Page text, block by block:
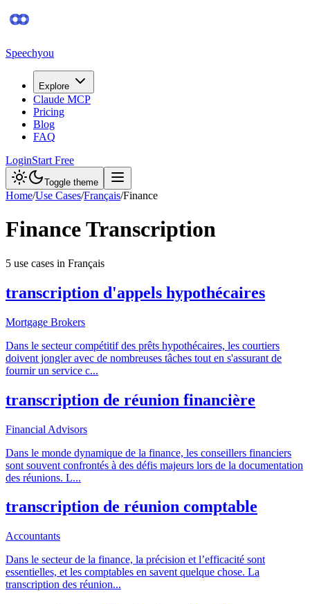
Speechyou
Explore
Claude MCP
Pricing
Blog
FAQ
LoginStart Free
Toggle theme
Home/Use Cases/Français/Finance
FinanceTranscription
5 use cases in Français
transcription d'appels hypothécaires
Mortgage Brokers
Dans le secteur compétitif des prêts hypothécaires, les courtiers
doivent jongler avec de nombreuses tâches tout en s'assurant de
fournir un service c...
transcription de réunion financière
Financial Advisors
Dans le monde dynamique de la finance, les conseillers financiers
sont souvent confrontés à des défis majeurs lors de la documentation
des réunions. L...
transcription de réunion comptable
Accountants
Dans le secteur de la finance, la précision et l’efficacité sont
essentielles, et les comptables en savent quelque chose. La
transcription des réunion...